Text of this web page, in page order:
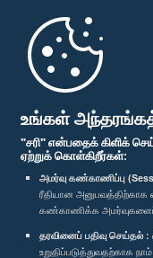
உங்கள்
"சரி" என்பதைக் கிளிக்
ஏற்றுக் கொள்கிறீர்கள்:
அமர்வு கண்காணிப்பு
ரீதியான
கண்காணிக்க
தரவினைப் பதிவு செய்தல் :
உறுதிப்படுத்துவதற்காக
முதற்பக்கம்
பாராளுமன்ற கையடக்க செயலி
எம்மை பின்தொடர்க :
விருதுகள்